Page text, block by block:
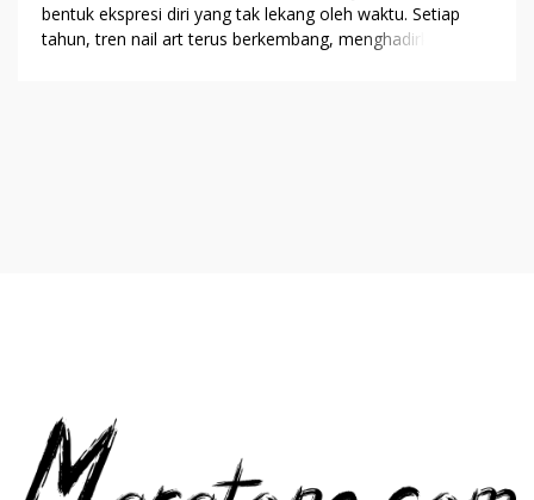
bentuk ekspresi diri yang tak lekang oleh waktu. Setiap
tahun, tren nail art terus berkembang, menghadirkan